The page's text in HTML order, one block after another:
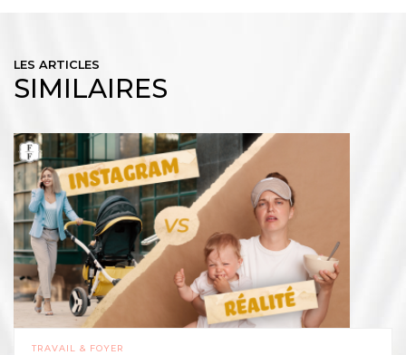
LES ARTICLES
SIMILAIRES
TRAVAIL & FOYER